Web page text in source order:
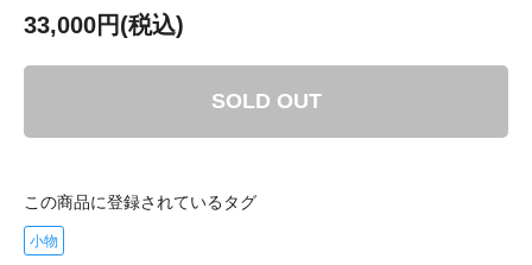
33,000円(税込)
SOLD OUT
この商品に登録されているタグ
小物